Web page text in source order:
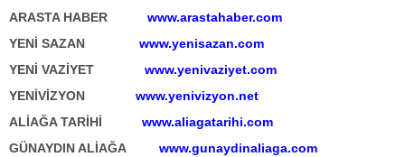
ARASTA HABER www.arastahaber.com
YENİ SAZAN www.yenisazan.com
YENİ VAZİYET www.yenivaziyet.com
YENİVİZYON www.yenivizyon.net
ALİAĞA TARİHİ www.aliagatarihi.com
GÜNAYDIN ALİAĞA
www.gunaydinaliaga.com